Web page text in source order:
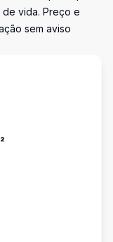
vida. Preço e
sem aviso